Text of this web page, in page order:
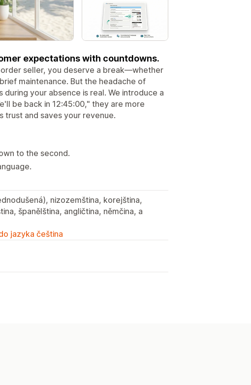
expectations with countdowns.
seller, you deserve a break—whether
maintenance. But the headache of
your absence is real. We introduce a
be back in 12:45:00," they are more
trust and saves your revenue.
to the second.
nizozemština, korejština,
španělština, angličtina, němčina, a
jazyka čeština